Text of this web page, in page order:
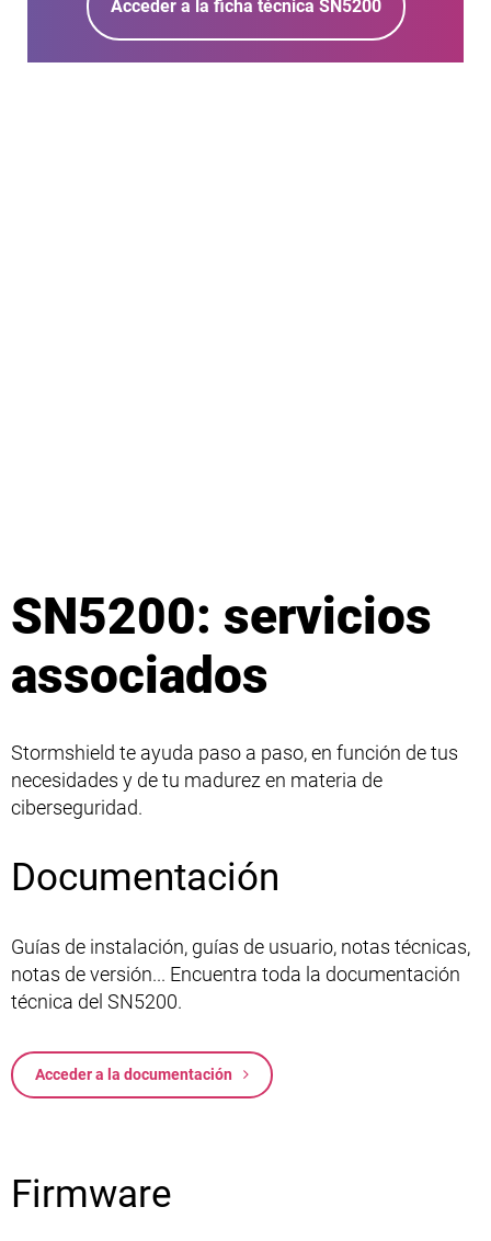
Acceder a la ficha técnica SN5200
SN5200: servicios
associados
Stormshield te ayuda paso a paso, en función de tus
necesidades y de tu madurez en materia de
ciberseguridad.
Documentación
Guías de instalación, guías de usuario, notas técnicas,
notas de versión... Encuentra toda la documentación
técnica del SN5200.
Acceder a la documentación
Firmware